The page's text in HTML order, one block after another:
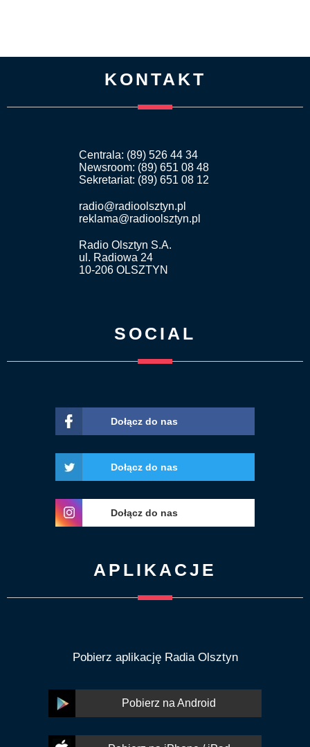
KONTAKT
Centrala: (89) 526 44 34
Newsroom: (89) 651 08 48
Sekretariat: (89) 651 08 12
radio@radioolsztyn.pl
reklama@radioolsztyn.pl
Radio Olsztyn S.A.
ul. Radiowa 24
10-206 OLSZTYN
SOCIAL
Dołącz do nas
Dołącz do nas
Dołącz do nas
APLIKACJE
Pobierz aplikację Radia Olsztyn
Pobierz na Android